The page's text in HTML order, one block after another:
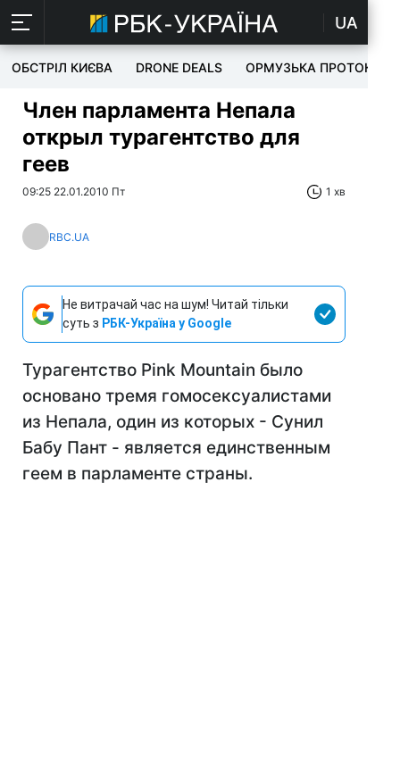
UA
ОБСТРІЛ КИЄВА DRONE DEALS ОРМУЗЬКА ПРОТОКА
Член парламента Непала
открыл турагентство для
геев
09:25 22.01.2010 Пт 1 хв
RBC.UA
Не витрачай час на шум! Читай тільки
суть з РБК-Україна у Google
Турагентство Pink Mountain было
основано тремя гомосексуалистами
из Непала, один из которых - Сунил
Бабу Пант - является единственным
геем в парламенте страны.